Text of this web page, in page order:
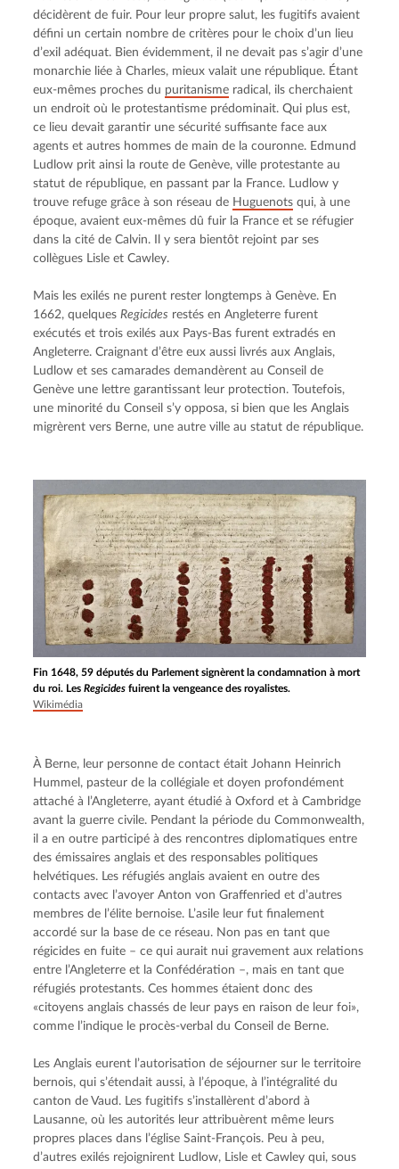
décidèrent de fuir. Pour leur propre salut, les fugitifs avaient
défini un certain nombre de critères pour le choix d’un lieu
d’exil adéquat. Bien évidemment, il ne devait pas s’agir d’une
monarchie liée à Charles, mieux valait une république. Étant
eux-mêmes proches du puritanisme radical, ils cherchaient
un endroit où le protestantisme prédominait. Qui plus est,
ce lieu devait garantir une sécurité suffisante face aux
agents et autres hommes de main de la couronne. Edmund
Ludlow prit ainsi la route de Genève, ville protestante au
statut de république, en passant par la France. Ludlow y
trouve refuge grâce à son réseau de Huguenots qui, à une
époque, avaient eux-mêmes dû fuir la France et se réfugier
dans la cité de Calvin. Il y sera bientôt rejoint par ses
collègues Lisle et Cawley.
Mais les exilés ne purent rester longtemps à Genève. En
1662, quelques Regicides restés en Angleterre furent
exécutés et trois exilés aux Pays-Bas furent extradés en
Angleterre. Craignant d’être eux aussi livrés aux Anglais,
Ludlow et ses camarades demandèrent au Conseil de
Genève une lettre garantissant leur protection. Toutefois,
une minorité du Conseil s’y opposa, si bien que les Anglais
migrèrent vers Berne, une autre ville au statut de république.
Fin 1648, 59 députés du Parlement signèrent la condamnation à mort
du roi. LesRegicides fuirent la vengeance des royalistes.
Wikimédia
À Berne, leur personne de contact était Johann Heinrich
Hummel, pasteur de la collégiale et doyen profondément
attaché à l’Angleterre, ayant étudié à Oxford et à Cambridge
avant la guerre civile. Pendant la période du Commonwealth,
il a en outre participé à des rencontres diplomatiques entre
des émissaires anglais et des responsables politiques
helvétiques. Les réfugiés anglais avaient en outre des
contacts avec l’avoyer Anton von Graffenried et d’autres
membres de l’élite bernoise. L’asile leur fut finalement
accordé sur la base de ce réseau. Non pas en tant que
régicides en fuite – ce qui aurait nui gravement aux relations
entre l’Angleterre et la Confédération –, mais en tant que
réfugiés protestants. Ces hommes étaient donc des
«citoyens anglais chassés de leur pays en raison de leur foi»,
comme l’indique le procès-verbal du Conseil de Berne.
Les Anglais eurent l’autorisation de séjourner sur le territoire
bernois, qui s’étendait aussi, à l’époque, à l’intégralité du
canton de Vaud. Les fugitifs s’installèrent d’abord à
Lausanne, où les autorités leur attribuèrent même leurs
propres places dans l’église Saint-François. Peu à peu,
d’autres exilés rejoignirent Ludlow, Lisle et Cawley qui, sous